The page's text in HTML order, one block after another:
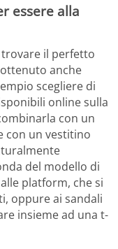
essere alla
il perfetto
anche
scegliere di
online sulla
con un
con un vestitino
del modello di
platform, che si
oppure ai sandali
insieme ad una t-